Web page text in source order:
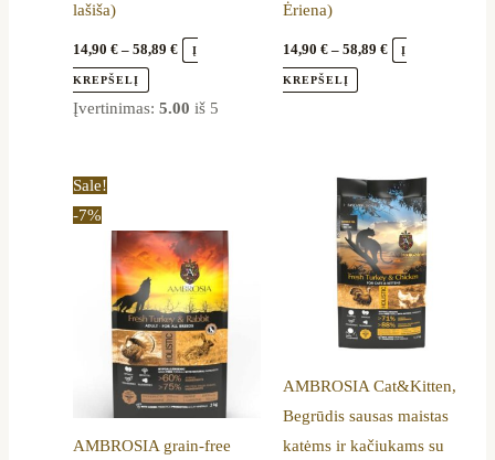
lašiša)
14,90€ – 58,89€ Į
KREPŠELĮ
Įvertinimas:5.00 iš 5
Ėriena)
14,90 € – 58,89 € Į
KREPŠELĮ
Sale!
-7%
AMBROSIA grain-free
through
58,89 €
has
multiple
variants.
The
options
may
be
chosen
AMBROSIA Cat&Kitten,
Begrūdis sausas maistas
katėms ir kačiukams su
Price
range:
13,79 €
through
37,89 €
This
product
has
multiple
variants.
The
may
be
chosen